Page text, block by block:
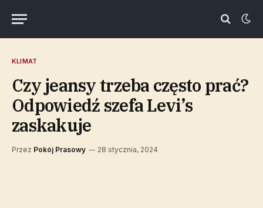
KLIMAT
Czy jeansy trzeba często prać?
Odpowiedź szefa Levi’s
zaskakuje
Przez Pokój Prasowy 28 stycznia, 2024